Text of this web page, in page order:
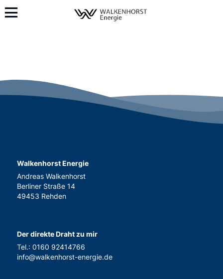
Walkenhorst Energie
Andreas Walkenhorst
Berliner Straße 14
49453 Rehden
Der direkte Draht zu mir
Tel.: 0160 92414766
info@walkenhorst-energie.de